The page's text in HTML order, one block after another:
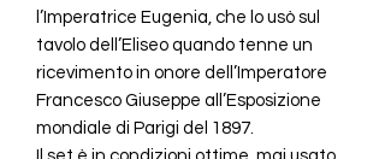
l’Imperatrice Eugenia, che lo usò sul
tavolo dell’Eliseo quando tenne un
ricevimento in onore dell’Imperatore
Francesco Giuseppe all’Esposizione
mondiale di Parigi del 1897.